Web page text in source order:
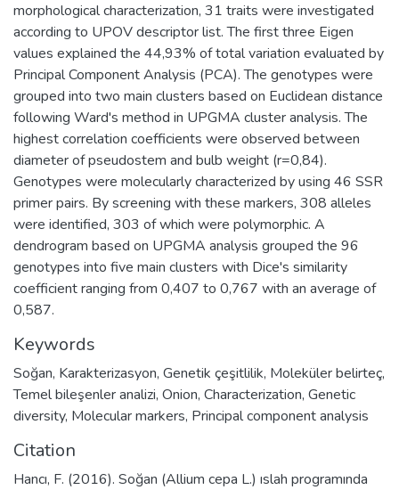
morphological characterization, 31 traits were investigated
according to UPOV descriptor list. The first three Eigen
values explained the 44,93% of total variation evaluated by
Principal Component Analysis (PCA). The genotypes were
grouped into two main clusters based on Euclidean distance
following Ward's method in UPGMA cluster analysis. The
highest correlation coefficients were observed between
diameter of pseudostem and bulb weight (r=0,84).
Genotypes were molecularly characterized by using 46 SSR
primer pairs. By screening with these markers, 308 alleles
were identified, 303 of which were polymorphic. A
dendrogram based on UPGMA analysis grouped the 96
genotypes into five main clusters with Dice's similarity
coefficient ranging from 0,407 to 0,767 with an average of
0,587.
Keywords
Soğan, Karakterizasyon, Genetik çeşitlilik, Moleküler belirteç,
Temel bileşenler analizi, Onion, Characterization, Genetic
diversity, Molecular markers, Principal component analysis
Citation
Hancı, F. (2016). Soğan (Allium cepa L.) ıslah programında